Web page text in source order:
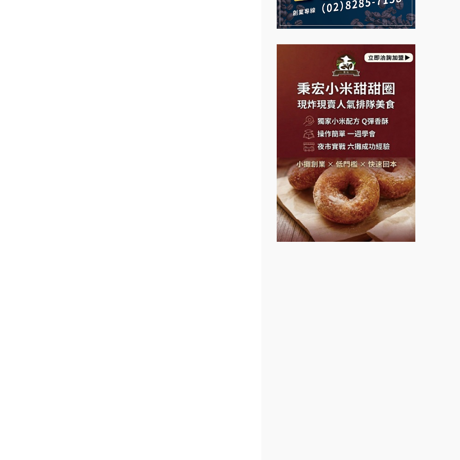
說明會
微風亭鐵板燒加盟說明會
鮮茶道加盟說明會
【曉妍美妝】誠徵行政櫃檯
自助洗衣店誠徵代洗收送人員
(台中市)
MUSHEN徵SPA美容芳療師
日十。早午食加盟說明會
拾鑶火鍋加盟說明會
義氣豐發雞加盟說明會
Mr.Wish加盟說明會
白鬍泡泡 BOHO POPO加盟說
明會
雞咕雞咕加盟說明會
TEA TOP加盟說明會
珍好味臭臭鍋加盟說明會
藍象廷泰式火鍋加盟說明會
日十。早午食加盟說明會
上宇林加盟說明會